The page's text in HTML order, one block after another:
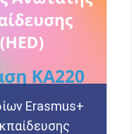
Erasmus+